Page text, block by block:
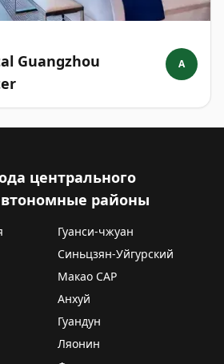
Guangzhou
A
центрального
районы
Гуанси-чжуан
Синьцзян-Уйгурский
Макао САР
Анхуй
Гуандун
Ляонин